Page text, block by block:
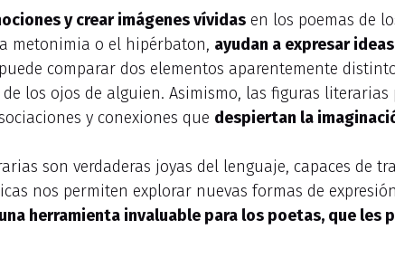
y crear imágenes vívidas en los poemas de
metonimia o el hipérbaton, ayudan a expresar
comparar dos elementos aparentemente
los ojos de alguien. Asimismo, las figuras literarias
y conexiones que despiertan la
son verdaderas joyas del lenguaje, capaces de
nos permiten explorar nuevas formas de
herramienta invaluable para los poetas, que les